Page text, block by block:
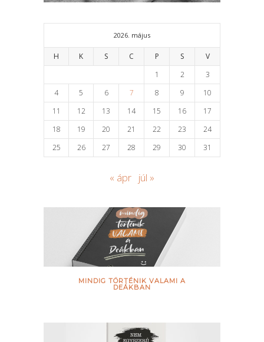
2026. május
H K S C P S
V
1
2
3
4
5 6 7 8 9
10
11
12 13 14 15 16
17
18
19 20 21 22 23
24
25
26 27 28 29 30 31
« ápr júl »
MINDIG TÖRTÉNIK VALAMI A
DEÁKBAN